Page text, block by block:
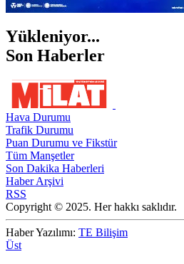
Yükleniyor...
Son Haberler
Hava Durumu
Trafik Durumu
Puan Durumu ve Fikstür
Tüm Manşetler
Son Dakika Haberleri
Haber Arşivi
RSS
Copyright © 2025. Her hakkı saklıdır.
Haber Yazılımı: TE Bilişim
Üst